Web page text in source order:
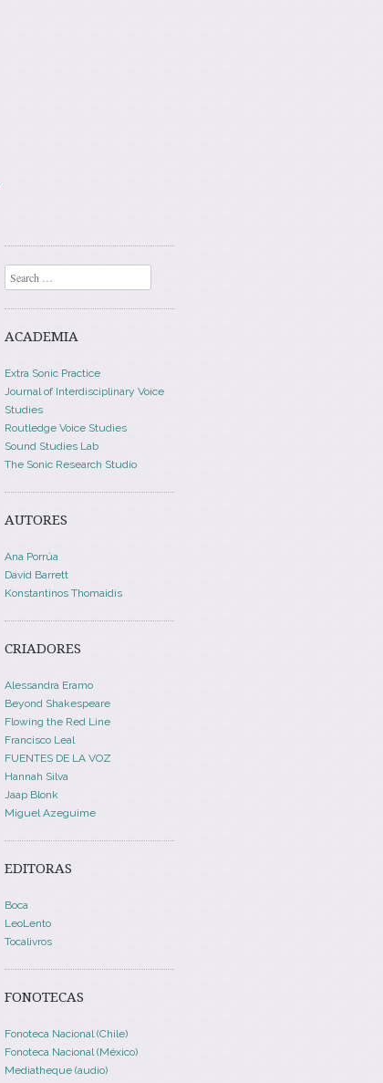
Search
ACADEMIA
Extra Sonic Practice
Journal of Interdisciplinary Voice
Studies
Routledge Voice Studies
Sound Studies Lab
The Sonic Research Studio
AUTORES
Ana Porrúa
David Barrett
Konstantinos Thomaidis
CRIADORES
Alessandra Eramo
Beyond Shakespeare
Flowing the Red Line
Francisco Leal
FUENTES DE LA VOZ
Hannah Silva
Jaap Blonk
Miguel Azeguime
EDITORAS
Boca
LeoLento
Tocalivros
FONOTECAS
Fonoteca Nacional (Chile)
Fonoteca Nacional (México)
Mediatheque (audio)